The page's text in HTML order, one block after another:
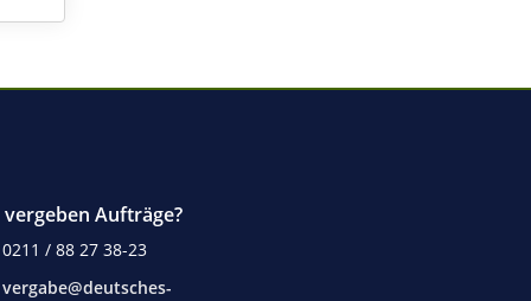
vergeben Aufträge?
0211 / 88 27 38-23
vergabe@deutsches-